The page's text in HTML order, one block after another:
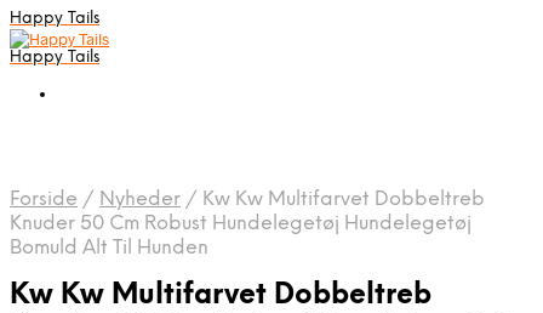
Happy Tails
Happy Tails
Forside / Nyheder / Kw Kw Multifarvet Dobbeltreb
Knuder 50 Cm Robust Hundelegetøj Hundelegetøj
Bomuld Alt Til Hunden
Kw Kw Multifarvet Dobbeltreb